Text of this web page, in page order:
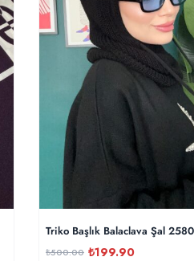
Triko Başlık Balaclava Şal
₺500.00 ₺199.90